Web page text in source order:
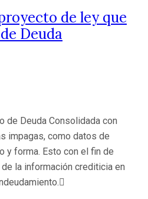
de ley que
Deuda
de Deuda Consolidada con
impagas, como datos de
y forma. Esto con el fin de
la información crediticia en